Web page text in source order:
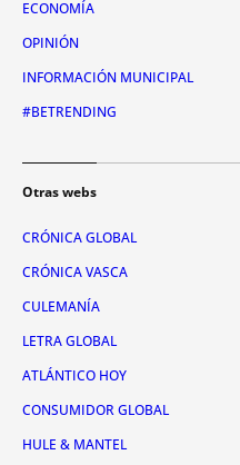
ECONOMÍA
OPINIÓN
INFORMACIÓN MUNICIPAL
#BETRENDING
Otras webs
CRÓNICA GLOBAL
CRÓNICA VASCA
CULEMANÍA
LETRA GLOBAL
ATLÁNTICO HOY
CONSUMIDOR GLOBAL
HULE & MANTEL